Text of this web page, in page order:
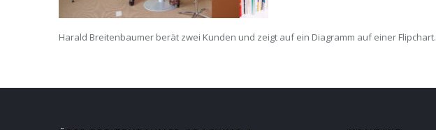
Harald Breitenbaumer berät zwei Kunden und zeigt auf ein Diagramm auf einer Flipchart.